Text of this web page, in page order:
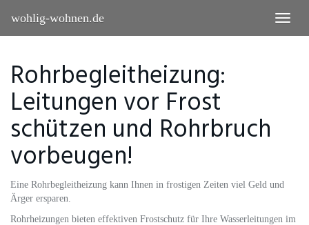
main
Toggle
wohlig-wohnen.de
Rohrbegleitheizung:
Leitungen vor Frost
schützen und Rohrbruch
vorbeugen!
Eine Rohrbegleitheizung kann Ihnen in frostigen Zeiten viel Geld und
Ärger ersparen.
Rohrheizungen bieten effektiven Frostschutz für Ihre Wasserleitungen im